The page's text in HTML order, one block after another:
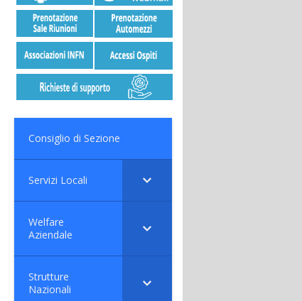
Consiglio di Sezione
Servizi Locali
Welfare
Aziendale
Strutture
Nazionali